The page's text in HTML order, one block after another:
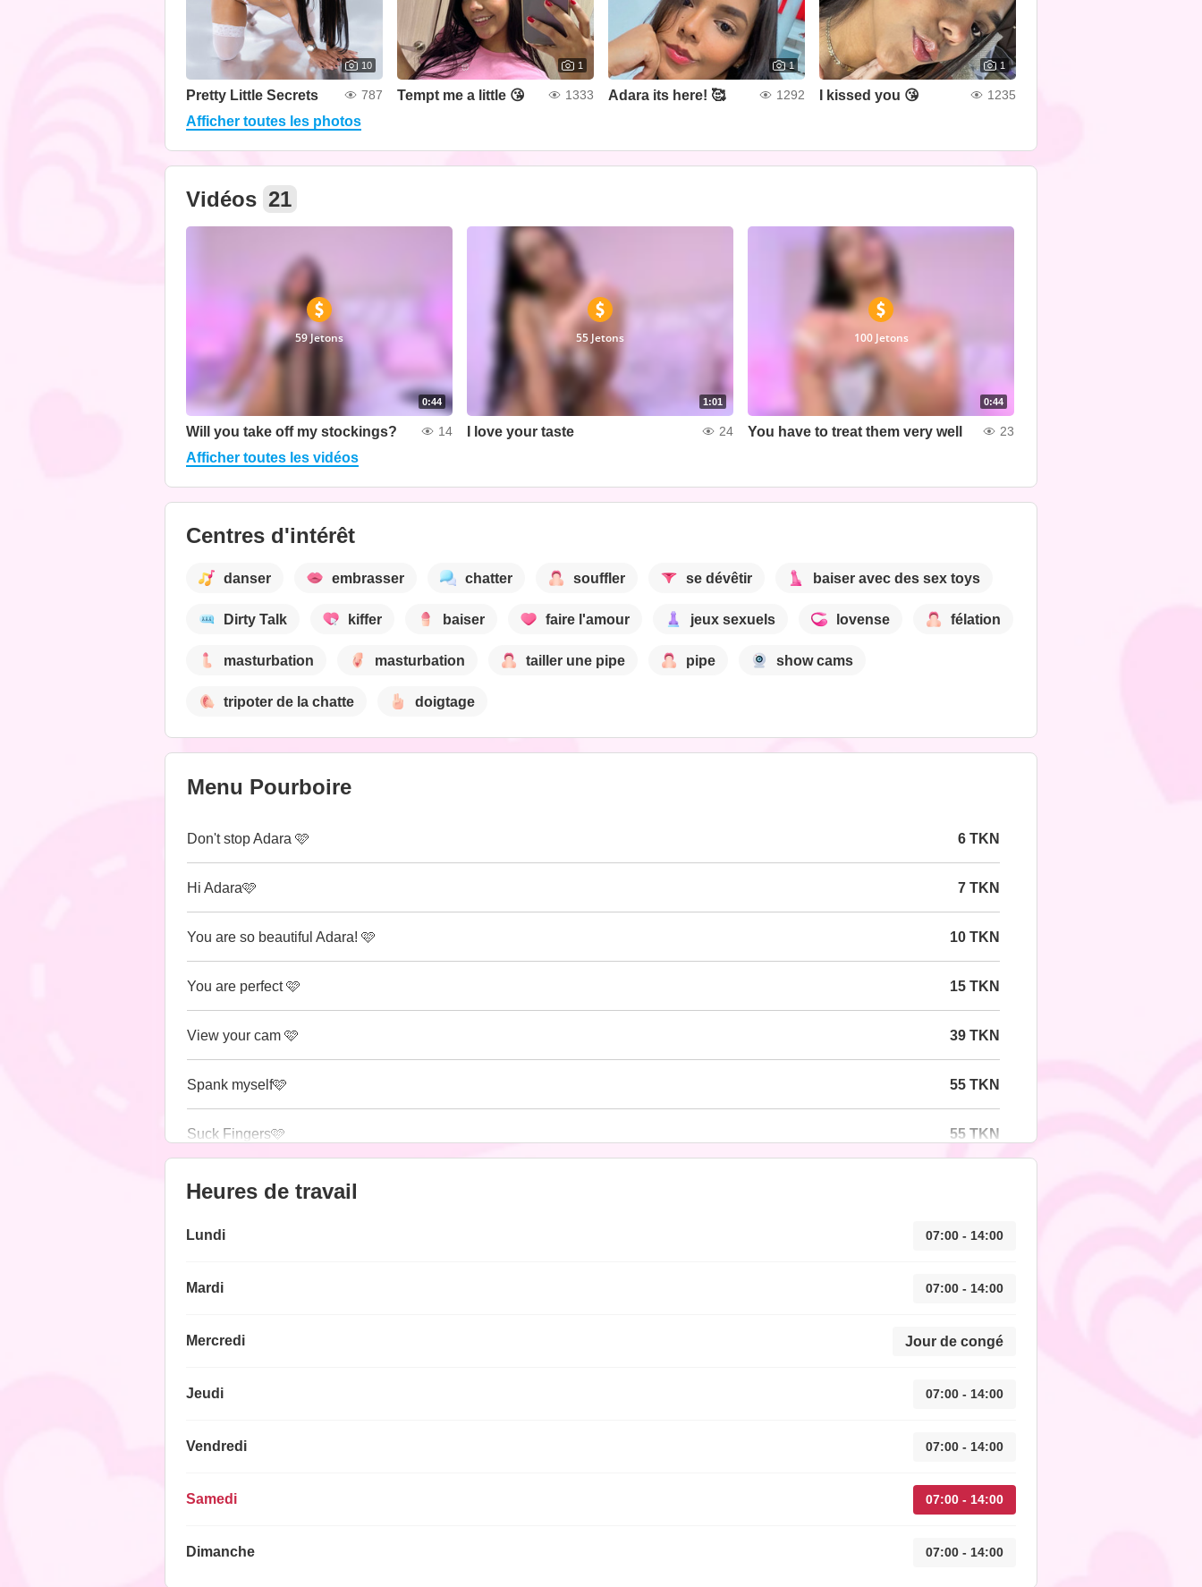
10
Pretty Little Secrets 787
1
Tempt me a little 😘 1333
1
Adara its here! 🥰 1292
1
I kissed you 😘 1235
Afficher toutes les photos
Vidéos 21
0:44
59 Jetons
Will you take off my stockings? 14
1:01
55 Jetons
I love your taste 24
0:44
100 Jetons
You have to treat them very well 23
Afficher toutes les vidéos
Centres d'intérêt
danser embrasser chatter souffler se dévêtir baiser avec des sex toys
Dirty Talk kiffer baiser faire l'amour jeux sexuels lovense félation
masturbation masturbation tailler une pipe pipe show cams
tripoter de la chatte doigtage
Menu Pourboire
Don't stop Adara 🩷 6 TKN
Hi Adara🩷 7 TKN
You are so beautiful Adara! 🩷 10 TKN
You are perfect 🩷 15 TKN
View your cam 🩷 39 TKN
Spank myself🩷 55 TKN
Suck Fingers🩷 55 TKN
Heures de travail
Lundi 07:00 - 14:00
Mardi 07:00 - 14:00
Mercredi Jour de congé
Jeudi 07:00 - 14:00
Vendredi 07:00 - 14:00
Samedi 07:00 - 14:00
Dimanche 07:00 - 14:00